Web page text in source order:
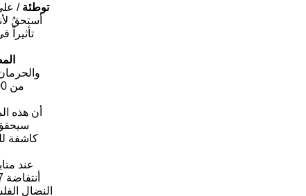
توطئة /
تأثيراً
أن هذه
كاشفة
النضال